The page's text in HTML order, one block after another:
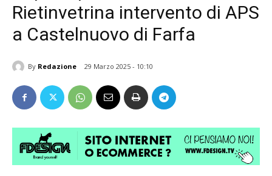
Rietinvetrina intervento di APS
a Castelnuovo di Farfa
By Redazione 29 Marzo 2025 - 10:10